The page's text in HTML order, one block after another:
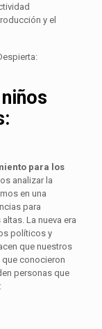
y el
para los
analizar la
en una
para
La nueva era
políticos y
que nuestros
que conocieron
personas que